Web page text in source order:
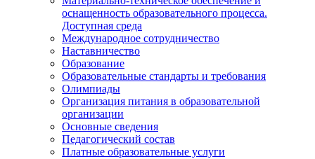
оснащенность образовательного процесса.
Доступная среда
Международное сотрудничество
Наставничество
Образование
Образовательные стандарты и требования
Олимпиады
Организация питания в образовательной
организации
Основные сведения
Педагогический состав
Платные образовательные услуги